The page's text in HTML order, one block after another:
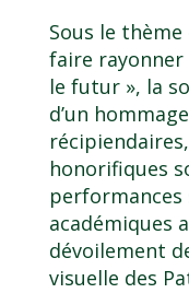
Sous le
faire
le futur », la
d’un
honorifiques
académiques
dévoilement
visuelle des